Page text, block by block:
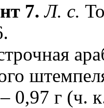
7. Л. с.
0,97 г (ч.